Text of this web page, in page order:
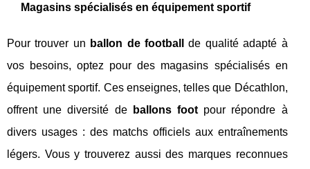
Magasins spécialisés en équipement sportif
Pour trouver un ballon de football
de qualité adapté à
vos besoins, optez pour des magasins spécialisés en
équipement sportif. Ces enseignes, telles que Décathlon,
offrent une diversité de
ballons foot pour répondre à
divers usages : des matchs officiels aux entraînements
légers. Vous y trouverez aussi des marques reconnues